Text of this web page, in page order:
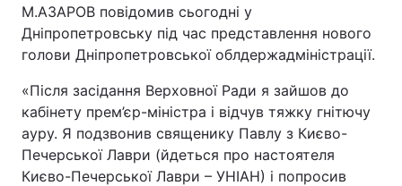
Лонгріди
Відео з Youtube Статті
Інтерв'ю Думки
Архів Вакансії
М.АЗАРОВ повідомив сьогодні у
Дніпропетровську під час представлення нового
голови Дніпропетровської облдержадміністрації.
«Після засідання Верховної Ради я зайшов до
кабінету прем’єр-міністра і відчув тяжку гнітючу
ауру. Я подзвонив священику Павлу з Києво-
Печерської Лаври (йдеться про настоятеля
Києво-Печерської Лаври – УНІАН) і попросив